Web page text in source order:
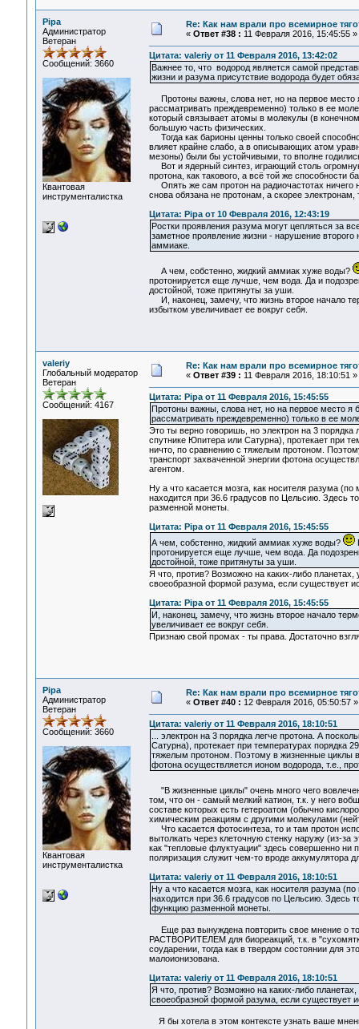
Pipa
Администратор
Ветеран
Сообщений: 3660
Квантовая
инструменталистка
Re: Как нам врали про всемирное
« Ответ #38 : 11 Февраля 2016, 15:45:55 »
Цитата: valeriy от 11 Февраля 2016, 13:42:02
Важнее то, что водород является самой
жизни и разума присутствие водорода будет
Протоны важны, слова нет, но на первое место
рассматривать преждевременно) только в ее
который связывает атомы в молекулы (в
большую часть физических.
Тогда как барионы ценны только своей
влияет крайне слабо, а в описывающих атом
мезоны) были бы устойчивыми, то вполне
Вот и ядерный синтез, играющий столь
протона, как такового, а всё той же способности
Опять же сам протон на радиочастотах ничего
снова обязана не протонам, а скорее
Цитата: Pipa от 10 Февраля 2016, 12:43:19
Ростки проявления разума могут цепляться за
заметное проявление жизни - нарушение
аммиаке.
А чем, собстенно, жидкий аммиак хуже воды?
протонируется еще лучше, чем вода. Да и
достойной, тоже притянуты за уши.
И, наконец, замечу, что жизнь второе начало
избытком увеличивает ее вокруг себя.
valeriy
Глобальный модератор
Ветеран
Сообщений: 4167
Re: Как нам врали про всемирное
« Ответ #39 : 11 Февраля 2016, 18:10:51 »
Цитата: Pipa от 11 Февраля 2016, 15:45:55
Протоны важны, слова нет, но на первое место я
рассматривать преждевременно) только в ее
Это ты верно говоришь, но электрон на 3
спутнике Юпитера или Сатурна), протекает при
ничто, по сравнению с тяжелым протоном.
транспорт захваченной энергии фотона
агентом.
Ну а что касается мозга, как носителя разума
находится при 36.6 градусов по Цельсию. Здесь
разменной монеты.
Цитата: Pipa от 11 Февраля 2016, 15:45:55
А чем, собстенно, жидкий аммиак хуже воды?
протонируется еще лучше, чем вода. Да
достойной, тоже притянуты за уши.
Я что, против? Возможно на каких-либо
своеобразной формой разума, если существует
Цитата: Pipa от 11 Февраля 2016, 15:45:55
И, наконец, замечу, что жизнь второе начало
увеличивает ее вокруг себя.
Признаю свой промах - ты права. Достаточно
Pipa
Администратор
Ветеран
Сообщений: 3660
Квантовая
инструменталистка
Re: Как нам врали про всемирное
« Ответ #40 : 12 Февраля 2016, 05:50:57 »
Цитата: valeriy от 11 Февраля 2016, 18:10:51
... электрон на 3 порядка легче протона. А
Сатурна), протекает при температурах порядка
тяжелым протоном. Поэтому в жизненные
фотона осуществляется ионом водорода, т.е.,
"В жизненные циклы" очень много чего
том, что он - самый мелкий катион, т.к. у него
составе которых есть гетероатом (обычно
химическим реакциям с другими молекулами
Что касается фотосинтеза, то и там протон
вытолкать через клеточную стенку наружу (из-за
как "тепловые флуктуации" здесь совершенно
поляризация служит чем-то вроде аккумулятора
Цитата: valeriy от 11 Февраля 2016, 18:10:51
Ну а что касается мозга, как носителя разума
находится при 36.6 градусов по Цельсию. Здесь
функцию разменной монеты.
Еще раз вынуждена повторить свое мнение о
РАСТВОРИТЕЛЕМ для биореакций, т.к. в
соударении, тогда как в твердом состоянии для
малоионизована.
Цитата: valeriy от 11 Февраля 2016, 18:10:51
Я что, против? Возможно на каких-либо
своеобразной формой разума, если существует
Я бы хотела в этом контексте узнать ваше